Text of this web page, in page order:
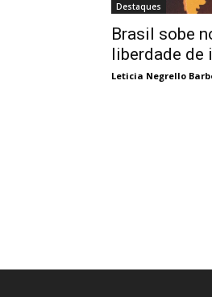
Destaques
Brasil sobe
liberdade de
Leticia Negrello